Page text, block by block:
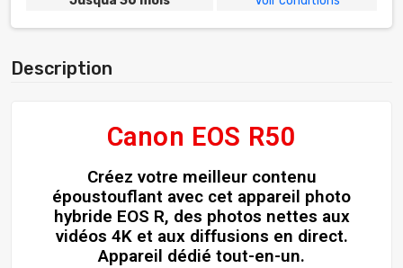
Description
Canon EOS R50
Créez votre meilleur contenu
époustouflant avec cet appareil photo
hybride EOS R, des photos nettes aux
vidéos 4K et aux diffusions en direct.
Appareil dédié tout-en-un.